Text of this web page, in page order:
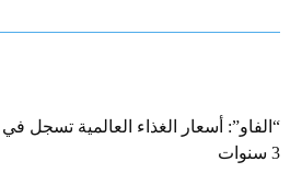
“الفاو”: أسعار الغذاء العالمية تسجل
3 سنوات